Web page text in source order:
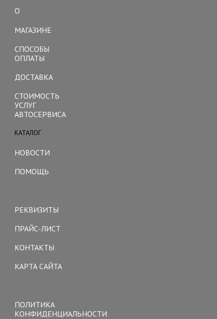
О
МАГАЗИНЕ
СПОСОБЫ
ОПЛАТЫ
ДОСТАВКА
СТОИМОСТЬ
УСЛУГ
АВТОСЕРВИСА
КАТАЛОГ
НОВОСТИ
ПОМОЩЬ
РЕКВИЗИТЫ
ПРАЙС-ЛИСТ
КОНТАКТЫ
КАРТА САЙТА
ПОЛИТИКА
КОНФИДЕНЦИАЛЬНОСТИ